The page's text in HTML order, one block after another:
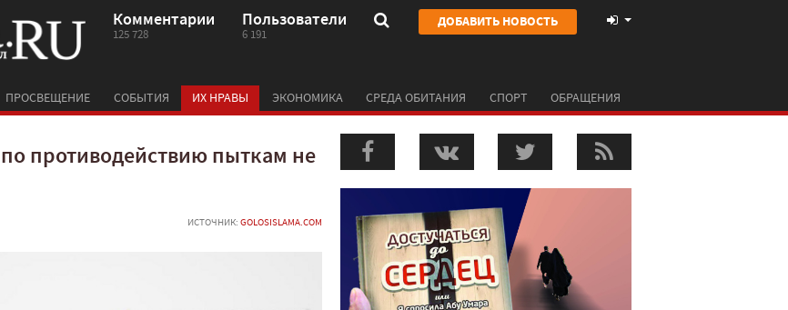
Комментарии
125 728
Пользователи
6 191
ДОБАВИТЬ НОВОСТЬ
ПРОСВЕЩЕНИЕ СОБЫТИЯ ИХ НРАВЫ ЭКОНОМИКА СРЕДА ОБИТАНИЯ СПОРТ ОБРАЩЕНИЯ
противодействию пыткам не
ИСТОЧНИК: GOLOSISLAMA.COM